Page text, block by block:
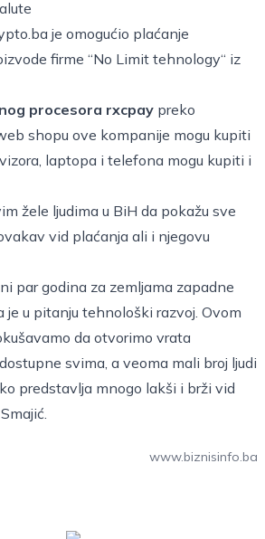
je omogućio plaćanje
firme “No Limit tehnology“ iz
procesora rxcpay preko
shopu ove kompanije mogu kupiti
laptopa i telefona mogu kupiti i
žele ljudima u BiH da pokažu sve
vid plaćanja ali i njegovu
par godina za zemljama zapadne
je u pitanju tehnološki razvoj. Ovom
da otvorimo vrata
svima, a veoma mali broj ljudi
predstavlja mnogo lakši i brži vid
www.biznisinfo.ba